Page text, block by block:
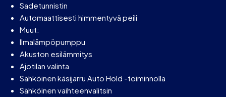
Sadetunnistin
Automaattisesti himmentyvä peili
Muut:
Ilmalämpöpumppu
Akuston esilämmitys
Ajotilan valinta
Sähköinen käsijarru Auto Hold -toiminnolla
Sähköinen vaihteenvalitsin